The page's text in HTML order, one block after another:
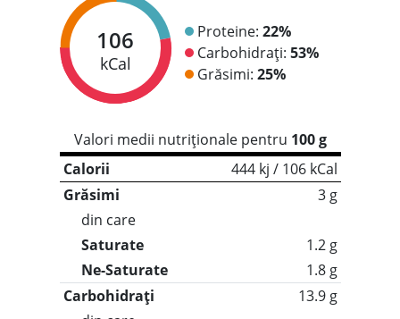
106
kCal
Proteine: 22%
Carbohidrați: 53%
Grăsimi: 25%
Valori medii nutriționale pentru 100 g
Calorii
444 kj / 106 kCal
Grăsimi
3 g
din care
Saturate
1.2 g
Ne-Saturate
1.8 g
Carbohidrați
13.9 g